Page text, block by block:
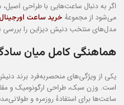
اگر به دنبال ساعت‌هایی با طراحی
می‌شود از مجموعهٔ خرید ساعت اورجینال
مدل‌های منتخب دنیش دیزاین را بررسی
هماهنگی کامل میان
یکی از ویژگی‌های منحصربه‌فرد برند
است. وزن سبک، طراحی ارگونومیک و
ساعت‌ها برای استفادهٔ روزمره و